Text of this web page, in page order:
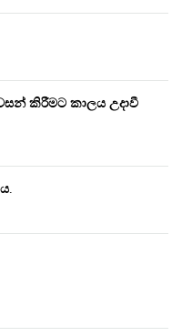
කිරීමට කාලය උදාවී